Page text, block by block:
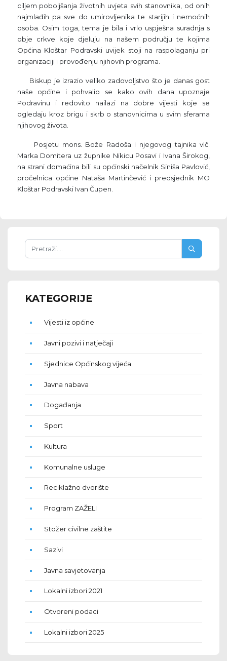
ciljem poboljšanja životnih uvjeta svih stanovnika, od onih
najmlađih pa sve do umirovljenika te starijih i nemoćnih
osoba. Osim toga, tema je bila i vrlo uspješna suradnja s
obje crkve koje djeluju na našem području te kojima
Općina Kloštar Podravski uvijek stoji na raspolaganju pri
organizaciji i provođenju njihovih programa.
Biskup je izrazio veliko zadovoljstvo što je danas gost
naše općine i pohvalio se kako ovih dana upoznaje
Podravinu i redovito nailazi na dobre vijesti koje se
ogledaju kroz brigu i skrb o stanovnicima u svim sferama
njihovog života.
Posjetu mons. Bože Radoša i njegovog tajnika vlč.
Marka Domitera uz župnike Nikicu Posavi i Ivana Širokog,
na strani domaćina bili su općinski načelnik Siniša Pavlović,
pročelnica općine Nataša Martinčević i predsjednik MO
Kloštar Podravski Ivan Čupen.
KATEGORIJE
Vijesti iz općine
Javni pozivi i natječaji
Sjednice Općinskog vijeća
Javna nabava
Događanja
Sport
Kultura
Komunalne usluge
Reciklažno dvorište
Program ZAŽELI
Stožer civilne zaštite
Sazivi
Javna savjetovanja
Lokalni izbori 2021
Otvoreni podaci
Lokalni izbori 2025